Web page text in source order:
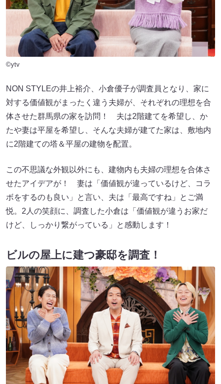
©ytv
NON STYLEの井上裕介、小倉優子が調査員となり、家に
対する価値観がまったく違う夫婦が、それぞれの理想を合
体させた群馬県の家を訪問！ 夫は2階建てを希望し、か
たや妻は平屋を希望し、そんな夫婦が建てた家は、敷地内
に2階建ての塔＆平屋の建物を配置。
この不思議な外観以外にも、建物内も夫婦の理想を合体さ
せたアイデアが！ 妻は「価値観が違っているけど、コラ
ボをするのも良い」と言い、夫は「最高ですね」とご満
悦。2人の笑顔に、調査した小倉は「価値観が違うお家だ
けど、しっかり繋がっている」と感動します！
ビルの屋上に建つ豪邸を調査！